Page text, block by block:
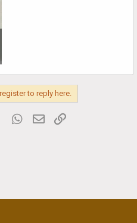
to reply here.
Tumblr WhatsApp
Email